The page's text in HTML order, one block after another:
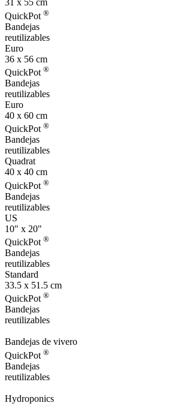
31 x 55 cm
QuickPot ®
Bandejas
reutilizables
Euro
36 x 56 cm
QuickPot ®
Bandejas
reutilizables
Euro
40 x 60 cm
QuickPot ®
Bandejas
reutilizables
Quadrat
40 x 40 cm
QuickPot ®
Bandejas
reutilizables
US
10" x 20"
QuickPot ®
Bandejas
reutilizables
Standard
33.5 x 51.5 cm
QuickPot ®
Bandejas
reutilizables
Bandejas de vivero
QuickPot ®
Bandejas
reutilizables
Hydroponics